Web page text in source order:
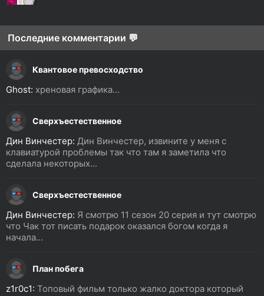
Последние комментарии 💬
Квантовое превосходство
Ghost: хреновая графика...
Сверхъестественное
Дин Винчестер: Дин Винчестер, извините у меня с
клавиатурой проблемы так что там я заметила что
сделала некоторых...
Сверхъестественное
Дин Винчестер: Я смотрю 11 сезон 20 серия и тут смотрю
что Чак тот писать подарок оказался богом когда я
начала...
План побега
z1r0c1: Топовый фильм только жалко доктора который